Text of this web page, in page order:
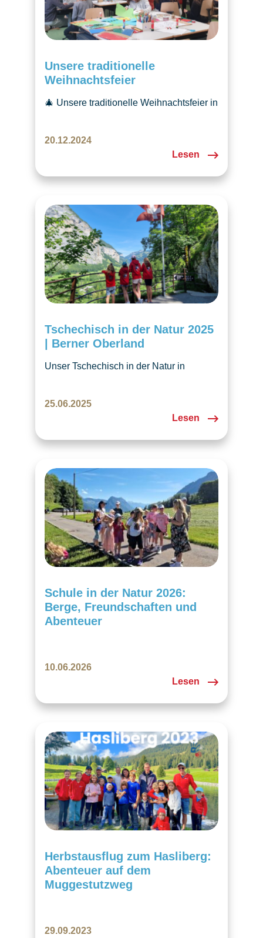
Unsere traditionelle
Weihnachtsfeier
🎄 Unsere traditionelle Weihnachtsfeier in
Zauber tschechischer Weihnachten! ✨
20.12.2024
Lesen
Tschechisch in der Natur 2025
| Berner Oberland
Unser Tschechisch in der Natur in
Ausflügen und abendlichem Lagerfeuer.
Wir freuen uns schon jetzt auf die nächste
25.06.2025
Lesen
Schule in der Natur 2026:
Berge, Freundschaften und
Abenteuer
10.06.2026
Lesen
Herbstausflug zum Hasliberg:
Abenteuer auf dem
Muggestutzweg
29.09.2023